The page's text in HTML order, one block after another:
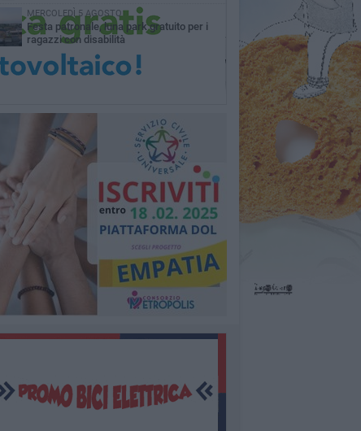
MERCOLEDÌ 5 AGOSTO
Festa patronale, luna park gratuito per i
ragazzi con disabilità